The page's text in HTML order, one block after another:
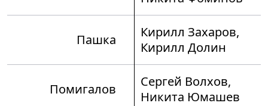
Пашка
Кирилл Захаров,
Кирилл Долин
Помигалов
Сергей Волхов,
Никита Юмашев